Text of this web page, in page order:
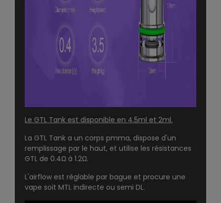
Le GTL Tank est disponible en 4.5ml et 2ml.
La GTL Tank a un corps pmma, dispose d'un
remplissage par le haut, et utilise les résistances
GTL de 0.4Ω à 1.2Ω.
L'airflow est réglable par bague et procure une
vape soit MTL indirecte ou semi DL.